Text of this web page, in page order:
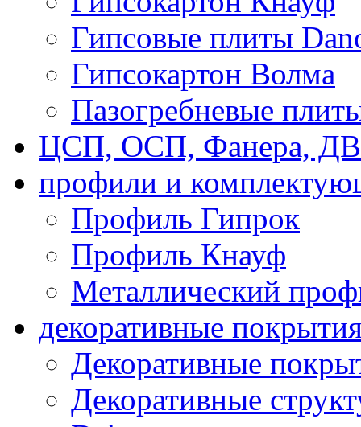
Гипсовые плиты
Гипсокартон Волма
Пазогребневые
ЦСП, ОСП, Фанера,
профили и
Профиль Гипрок
Профиль Кнауф
Металлический
декоративные
Декоративные
Декоративные